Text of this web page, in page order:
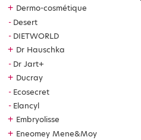
+ Dermo-cosmétique
Desert
DIETWORLD
+ Dr Hauschka
Dr Jart+
+ Ducray
Ecosecret
Elancyl
+ Embryolisse
+ Eneomey Mene&Moy